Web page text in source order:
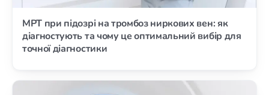
МРТ при підозрі на тромбоз ниркових вен: як
діагностують та чому це оптимальний вибір для
точної діагностики